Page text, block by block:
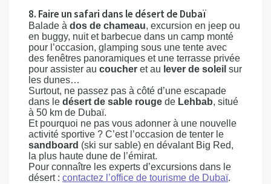
8. Faire un safari dans le désert de Dubaï
Balade à dos de chameau, excursion en jeep ou
en buggy, nuit et barbecue dans un camp monté
pour l’occasion, glamping sous une tente avec
des fenêtres panoramiques et une terrasse privée
pour assister au coucher et au lever de soleil sur
les dunes…
Surtout, ne passez pas à côté d’une escapade
dans le désert de sable rouge de Lehbab, situé
à 50 km de Dubaï.
Et pourquoi ne pas vous adonner à une nouvelle
activité sportive ? C’est l’occasion de tenter le
sandboard (ski sur sable) en dévalant Big Red,
la plus haute dune de l’émirat.
Pour connaître les experts d’excursions dans le
désert : contactez l’office de tourisme de Dubaï.